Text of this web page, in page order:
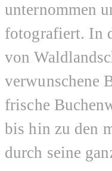
unternommen
fotografiert. In
von
verwunschene
frische
bis hin zu den
durch seine